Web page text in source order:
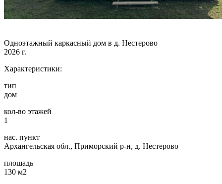
Одноэтажный каркасный дом в д. Нестерово
2026 г.
Характеристики:
тип
дом
кол-во этажей
1
нас. пункт
Архангельская обл., Приморский р-н, д. Нестерово
площадь
130 м2